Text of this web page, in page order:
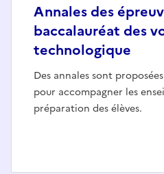
Annales des
baccalauréat des
technologique
Des annales sont
pour accompagner les
préparation des élèves.